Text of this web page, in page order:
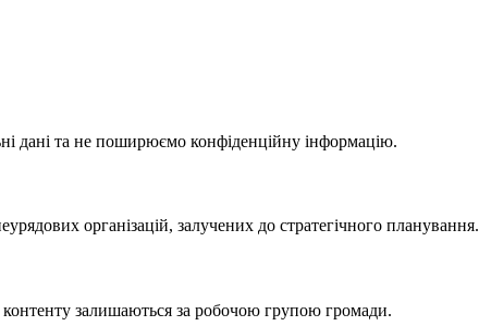
дані та не поширюємо конфіденційну інформацію.
організацій, залучених до стратегічного планування.
контенту залишаються за робочою групою громади.